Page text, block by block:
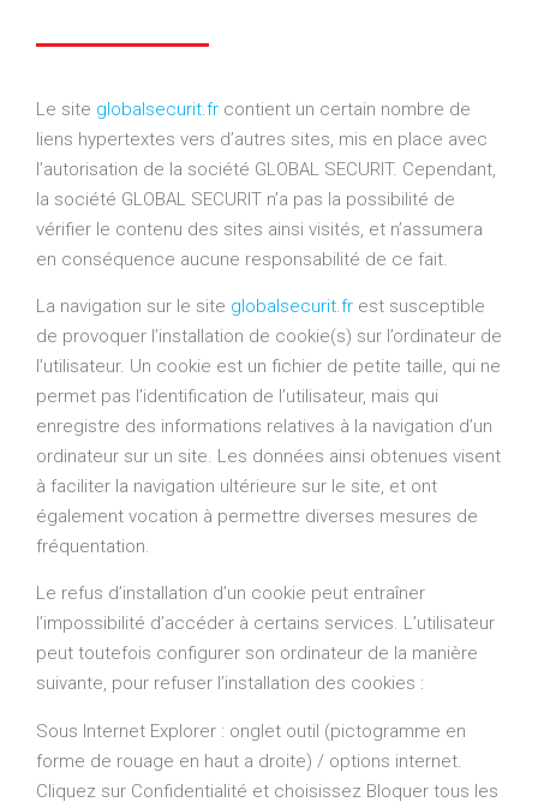
Le site globalsecurit.fr contient un certain nombre de
liens hypertextes vers d’autres sites, mis en place avec
l’autorisation de la société GLOBAL SECURIT. Cependant,
la société GLOBAL SECURIT n’a pas la possibilité de
vérifier le contenu des sites ainsi visités, et n’assumera
en conséquence aucune responsabilité de ce fait.
La navigation sur le site globalsecurit.fr est susceptible
de provoquer l’installation de cookie(s) sur l’ordinateur de
l’utilisateur. Un cookie est un fichier de petite taille, qui ne
permet pas l’identification de l’utilisateur, mais qui
enregistre des informations relatives à la navigation d’un
ordinateur sur un site. Les données ainsi obtenues visent
à faciliter la navigation ultérieure sur le site, et ont
également vocation à permettre diverses mesures de
fréquentation.
Le refus d’installation d’un cookie peut entraîner
l’impossibilité d’accéder à certains services. L’utilisateur
peut toutefois configurer son ordinateur de la manière
suivante, pour refuser l’installation des cookies :
Sous Internet Explorer : onglet outil (pictogramme en
forme de rouage en haut a droite) / options internet.
Cliquez sur Confidentialité et choisissez Bloquer tous les